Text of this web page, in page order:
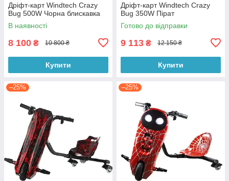
Дріфт-карт Windtech Crazy
Bug 500W Чорна блискавка
В наявності
8 100 ₴ 10 800 ₴
Купити
Дріфт-карт Windtech Crazy
Bug 350W Пірат
Готово до відправки
9 113 ₴ 12 150 ₴
Купити
–25% –25%